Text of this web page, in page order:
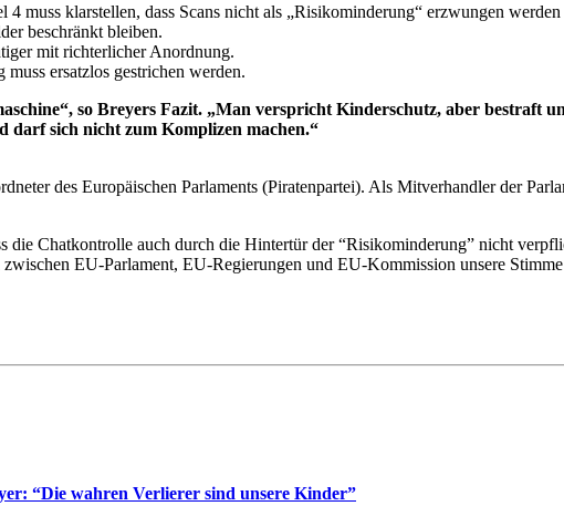
4 muss klarstellen, dass Scans nicht als „Risikominderung“ erzwungen
beschränkt bleiben.
mit richterlicher Anordnung.
ersatzlos gestrichen werden.
so Breyers Fazit. „Man verspricht Kinderschutz, aber bestraft
darf sich nicht zum Komplizen machen.“
des Europäischen Parlaments (Piratenpartei). Als Mitverhandler der
Chatkontrolle auch durch die Hintertür der “Risikominderung” nicht
EU-Parlament, EU-Regierungen und EU-Kommission unsere
“Die wahren Verlierer sind unsere Kinder”